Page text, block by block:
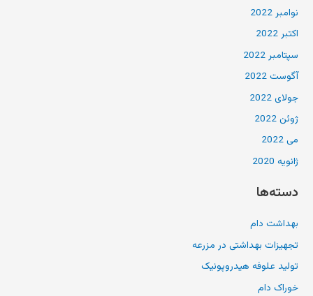
نوامبر 2022
اکتبر 2022
سپتامبر 2022
آگوست 2022
جولای 2022
ژوئن 2022
می 2022
ژانویه 2020
دسته‌ها
بهداشت دام
تجهیزات بهداشتی در مزرعه
تولید علوفه هیدروپونیک
خوراک دام